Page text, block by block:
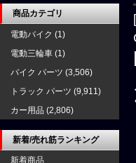
商品カテゴリ
電動バイク (1)
電動三輪車 (1)
バイク パーツ (3,506)
トラック パーツ (9,911)
カー用品 (2,806)
新着/売れ筋ランキング
新着商品